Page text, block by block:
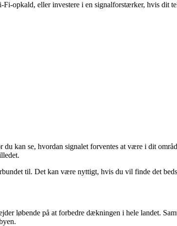
opkald, eller investere i en signalforstærker, hvis dit
kan se, hvordan signalet forventes at være i dit
til. Det kan være nyttigt, hvis du vil finde det
løbende på at forbedre dækningen i hele landet.